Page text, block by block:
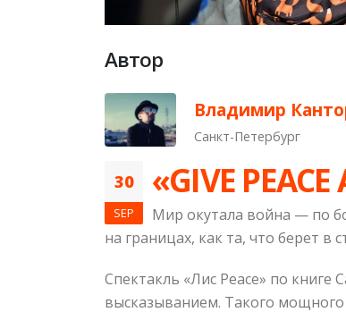
Автор
Владимир
Санкт-Петербург
30
SEP
«GIVE
Мир окутала война — по
на границах, как та, что берет
Спектакль «Лис Peace» по
высказыванием. Такого